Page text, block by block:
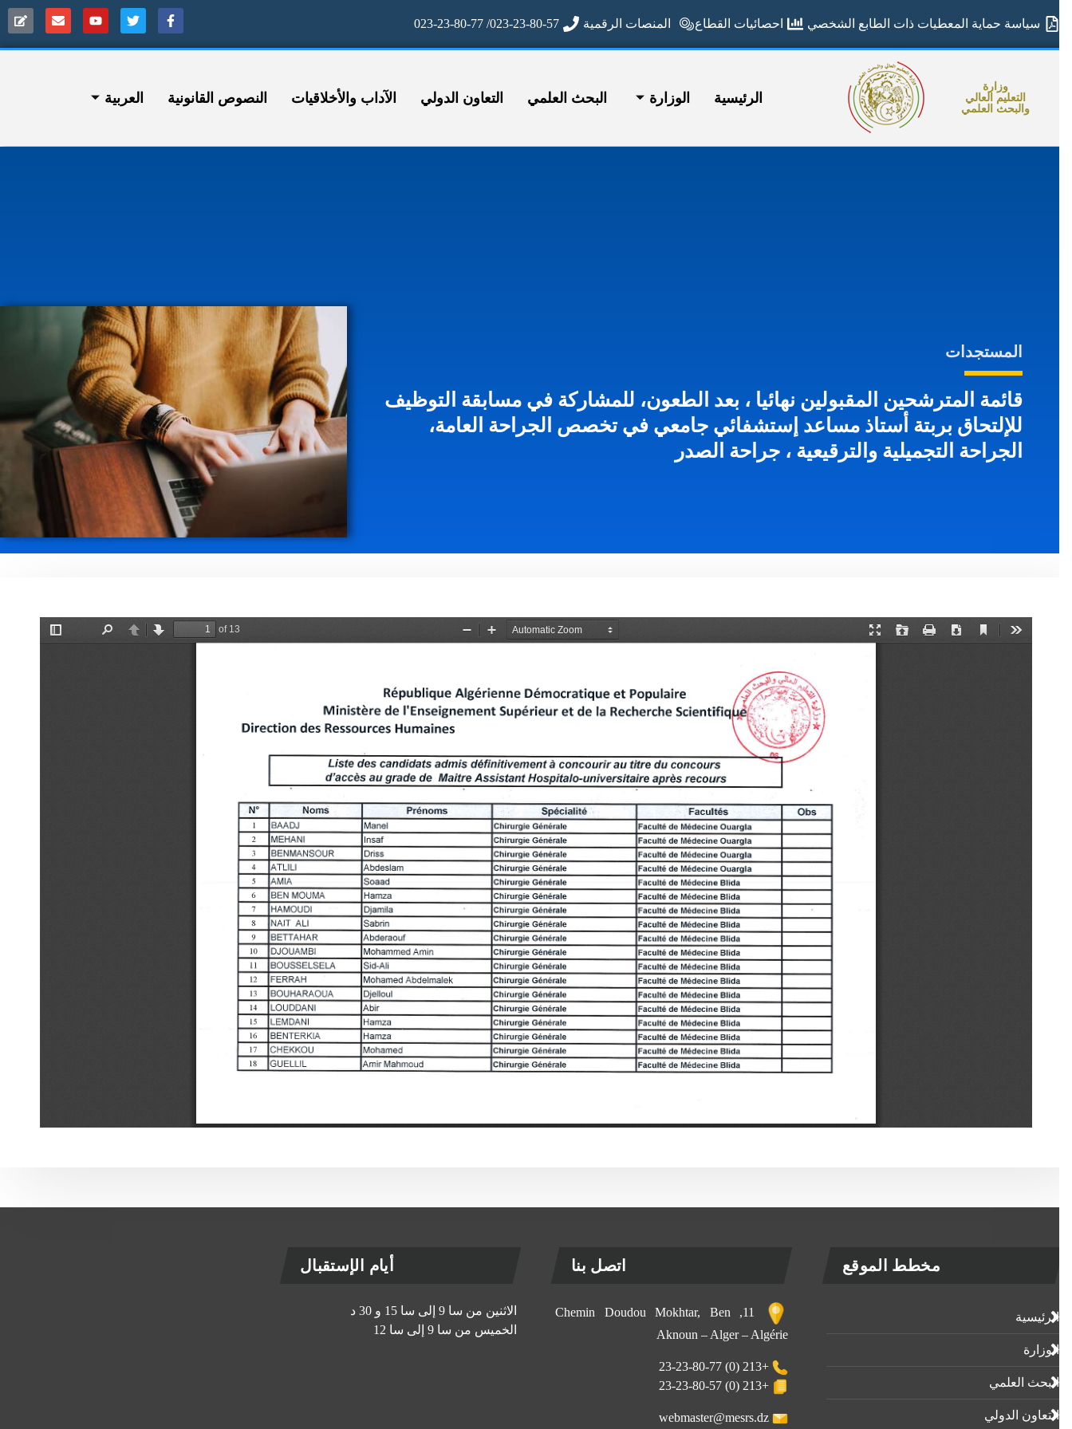
سياسة حماية المعطيات ذات الطابع الشخصي احصائيات القطاع المنصات الرقمية 023-23-80-57/ 023-23-80-77
وزارة
التعليم العالي
والبحث العلمي
الرئيسية الوزارة البحث العلمي التعاون الدولي الآداب واﻷخلاقيات النصوص القانونية العربية
المستجدات
قائمة المترشحين المقبولين نهائيا ، بعد الطعون، للمشاركة في مسابقة التوظيف
للإلتحاق بربتة أستاذ مساعد إستشفائي جامعي في تخصص الجراحة العامة،
الجراحة التجميلية والترقيعية ، جراحة الصدر
مخطط الموقع
الرئيسية
الوزارة
البحث العلمي
التعاون الدولي
اتصل بنا
11, Chemin Doudou Mokhtar, Ben
Aknoun – Alger – Algérie
+213 (0) 23-23-80-77
+213 (0) 23-23-80-57
webmaster@mesrs.dz
أيام الإستقبال
الاثنين من سا 9 إلى سا 15 و 30 د
الخميس من سا 9 إلى سا 12